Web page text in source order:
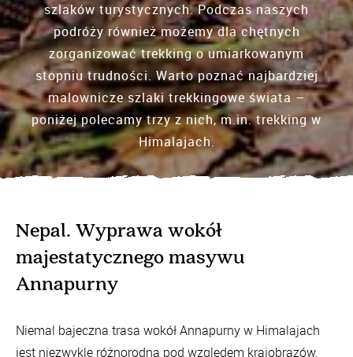
szlaków turystycznych. Podczas naszych
podróży również możemy dla chętnych
zorganizować trekking o umiarkowanym
stopniu trudności. Warto poznać najbardziej
malownicze szlaki trekkingowe świata –
poniżej polecamy trzy z nich, m.in. trekking w
Himalajach.
Nepal. Wyprawa wokół
majestatycznego masywu
Annapurny
Niemal bajeczna trasa wokół Annapurny w Himalajach
jest niezwykle różnorodna pod względem krajobrazów,